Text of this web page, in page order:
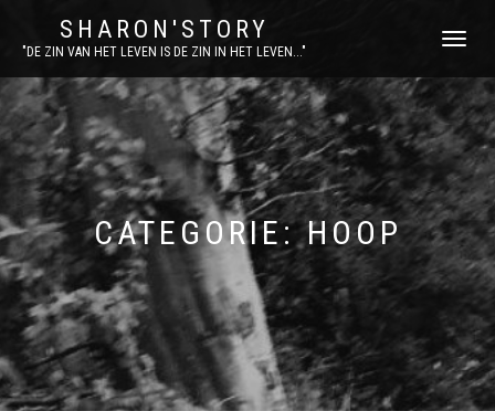
SHARON'STORY
"DE ZIN VAN HET LEVEN IS DE ZIN IN HET LEVEN..."
SCHAKEL
MENU
CATEGORIE:HOOP